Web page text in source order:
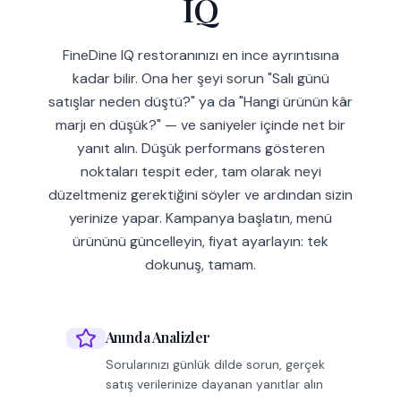
IQ
FineDine IQ restoranınızı en ince ayrıntısına
kadar bilir. Ona her şeyi sorun "Salı günü
satışlar neden düştü?" ya da "Hangi ürünün kâr
marjı en düşük?" — ve saniyeler içinde net bir
yanıt alın. Düşük performans gösteren
noktaları tespit eder, tam olarak neyi
düzeltmeniz gerektiğini söyler ve ardından sizin
yerinize yapar. Kampanya başlatın, menü
ürününü güncelleyin, fiyat ayarlayın: tek
dokunuş, tamam.
Anında Analizler
Sorularınızı günlük dilde sorun, gerçek
satış verilerinize dayanan yanıtlar alın